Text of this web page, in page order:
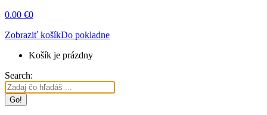
0.00 €0
Zobraziť košíkDo pokladne
Košík je prázdny
Search: